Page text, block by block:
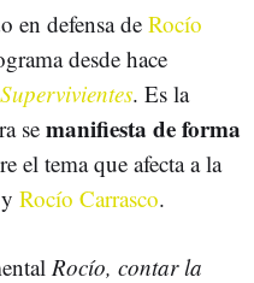
en defensa deRocío
desde hace
Supervivientes. Es la
se manifiesta de forma
el tema que afecta a la
y Rocío Carrasco.
Rocío, contar la